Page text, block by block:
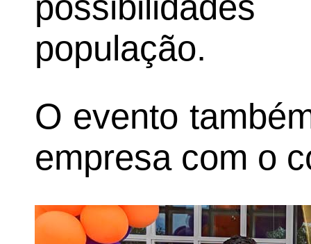
população.
O evento
empresa com o